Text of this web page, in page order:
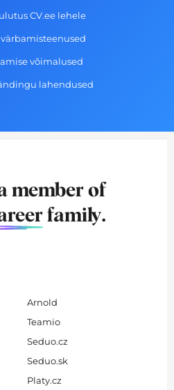
CV.ee lehele
võimalused
lahendused
member of
family.
Arnold
Teamio
Seduo.cz
Seduo.sk
Platy.cz